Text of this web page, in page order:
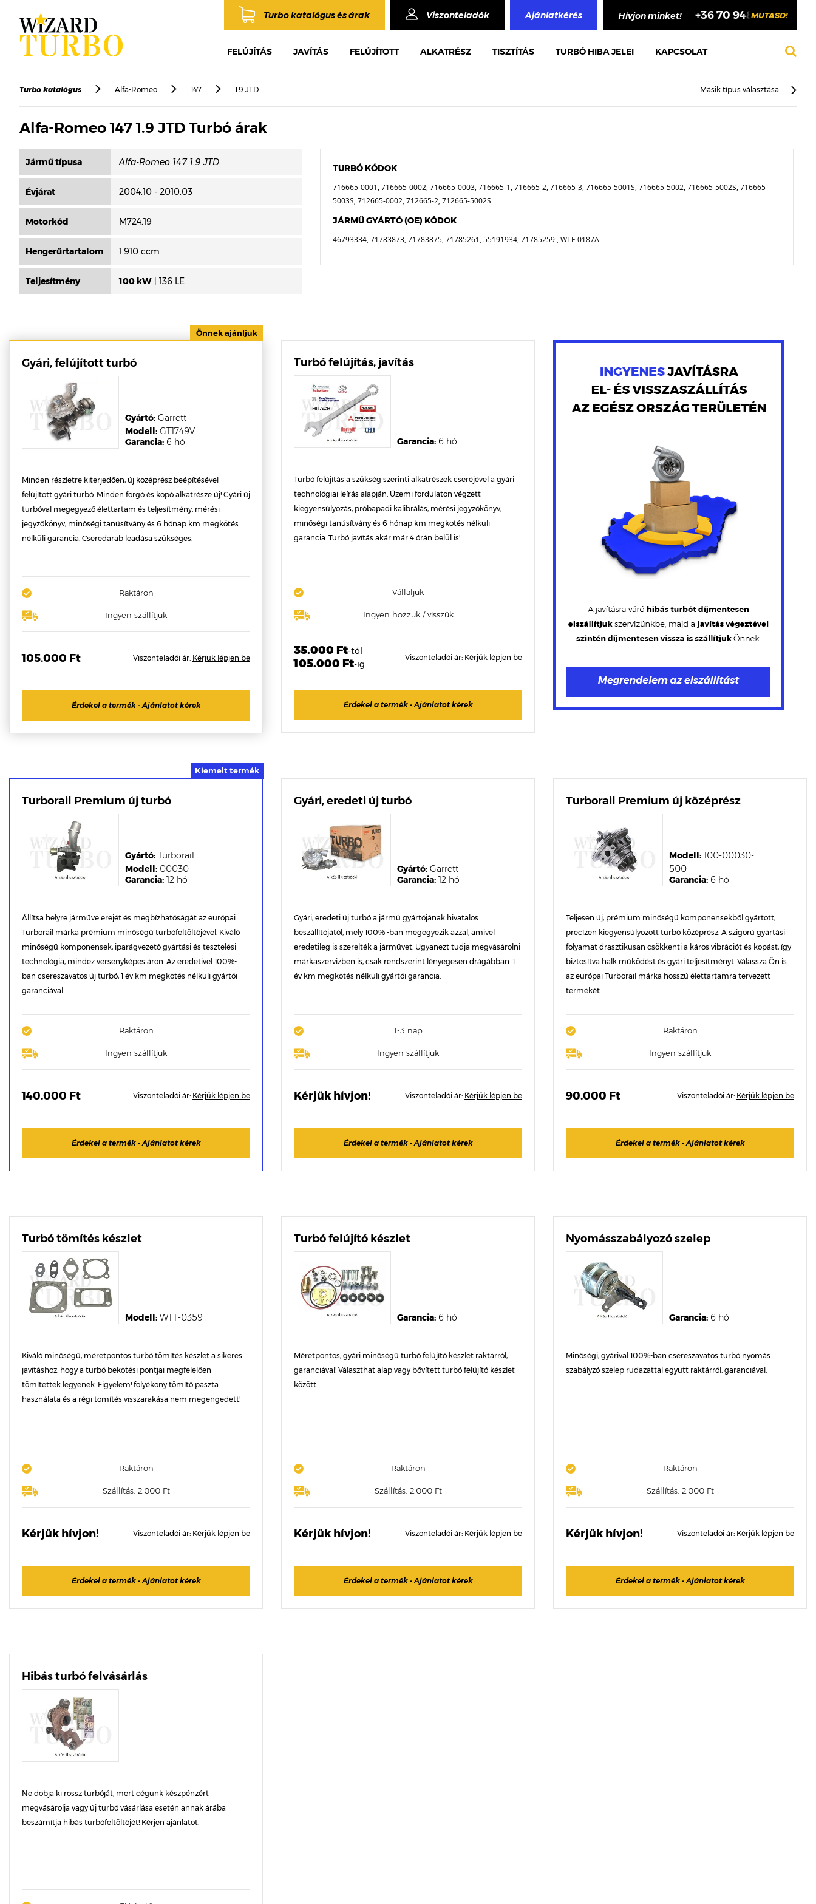
Turbo katalógus és árak Viszonteladók Ajánlatkérés Hívjon minket! +36 70 948 4748
MUTASD!
FELÚJÍTÁS JAVÍTÁS FELÚJÍTOTT ALKATRÉSZ TISZTÍTÁS TURBÓ HIBA JELEI KAPCSOLAT
Turbo katalógus Alfa-Romeo 147 1.9 JTD Másik típus választása
Alfa-Romeo 147 1.9 JTD Turbó árak
Jármű típusa
Évjárat 2004.10 - 2010.03
Motorkód M724.19
Hengerűrtartalom 1.910 ccm
Teljesítmény 100 kW | 136 LE
TURBÓ KÓDOK
716665-0001, 716665-0002, 716665-0003, 716665-1, 716665-2, 716665-3, 716665-5001S, 716665-5002, 716665-5002S, 716665-
5003S, 712665-0002, 712665-2, 712665-5002S
JÁRMŰ GYÁRTÓ (OE) KÓDOK
46793334, 71783873, 71783875, 71785261, 55191934, 71785259 , WTF-0187A
Gyári, felújított turbó
Garancia: 6 hó
Modell: GT1749V
Gyártó: Garrett
Minden részletre kiterjedően, új középrész beépítésével
felújított gyári turbó. Minden forgó és kopó alkatrésze új! Gyári új
turbóval megegyező élettartam és teljesítmény, mérési
jegyzőkönyv, minőségi tanúsítvány és 6 hónap km megkötés
nélküli garancia. Cseredarab leadása szükséges.
Raktáron
Ingyen szállítjuk
105.000 Ft Viszonteladói ár: Kérjük lépjen be
Érdekel a termék - Ajánlatot kérek
Turbó felújítás, javítás
Garancia: 6 hó
Turbó felújítás a szükség szerinti alkatrészek cseréjével a gyári
technológiai leírás alapján. Üzemi fordulaton végzett
kiegyensúlyozás, próbapadi kalibrálás, mérési jegyzőkönyv,
minőségi tanúsítvány és 6 hónap km megkötés nélküli
garancia. Turbó javítás akár már 4 órán belül is!
Vállaljuk
Ingyen hozzuk / visszük
35.000 Ft-tól
105.000 Ft-ig
Viszonteladói ár: Kérjük lépjen be
Érdekel a termék - Ajánlatot kérek
Turborail Premium új turbó
Garancia: 12 hó
Modell: 00030
Gyártó: Turborail
Állítsa helyre járműve erejét és megbízhatóságát az európai
Turborail márka prémium minőségű turbófeltöltőjével. Kiváló
minőségű komponensek, iparágvezető gyártási és tesztelési
technológia, mindez versenyképes áron. Az eredetivel 100%-
ban csereszavatos új turbó, 1 év km megkötés nélküli gyártói
garanciával.
Raktáron
Ingyen szállítjuk
140.000 Ft Viszonteladói ár: Kérjük lépjen be
Érdekel a termék - Ajánlatot kérek
Gyári, eredeti új turbó
Garancia: 12 hó
Gyártó: Garrett
Gyári, eredeti új turbó a jármű gyártójának hivatalos
beszállítójától, mely 100% -ban megegyezik azzal, amivel
eredetileg is szerelték a járművet. Ugyanezt tudja megvásárolni
márkaszervizben is, csak rendszerint lényegesen drágábban. 1
év km megkötés nélküli gyártói garancia.
1-3 nap
Ingyen szállítjuk
Kérjük hívjon! Viszonteladói ár: Kérjük lépjen be
Érdekel a termék - Ajánlatot kérek
Turborail Premium új középrész
Garancia: 6 hó
Modell: 100-00030-
500
Teljesen új, prémium minőségű komponensekből gyártott,
precízen kiegyensúlyozott turbó középrész. A szigorú gyártási
folyamat drasztikusan csökkenti a káros vibrációt és kopást, így
biztosítva halk működést és gyári teljesítményt. Válassza Ön is
az európai Turborail márka hosszú élettartamra tervezett
termékét.
Raktáron
Ingyen szállítjuk
90.000 Ft Viszonteladói ár: Kérjük lépjen be
Érdekel a termék - Ajánlatot kérek
Turbó tömítés készlet
Modell: WTT-0359
Kiváló minőségű, méretpontos turbó tömítés készlet a sikeres
javításhoz, hogy a turbó bekötési pontjai megfelelően
tömítettek legyenek. Figyelem! folyékony tömítő paszta
használata és a régi tömítés visszarakása nem megengedett!
Raktáron
Szállítás: 2.000 Ft
Kérjük hívjon! Viszonteladói ár: Kérjük lépjen be
Érdekel a termék - Ajánlatot kérek
Turbó felújító készlet
Garancia: 6 hó
Méretpontos, gyári minőségű turbó felújító készlet raktárról,
garanciával! Választhat alap vagy bővített turbó felújító készlet
között.
Raktáron
Szállítás: 2.000 Ft
Kérjük hívjon! Viszonteladói ár: Kérjük lépjen be
Érdekel a termék - Ajánlatot kérek
Nyomásszabályozó szelep
Garancia: 6 hó
Minőségi, gyárival 100%-ban csereszavatos turbó nyomás
szabályzó szelep rudazattal együtt raktárról, garanciával.
Raktáron
Szállítás: 2.000 Ft
Kérjük hívjon! Viszonteladói ár: Kérjük lépjen be
Érdekel a termék - Ajánlatot kérek
Hibás turbó felvásárlás
Ne dobja ki rossz turbóját, mert cégünk készpénzért
megvásárolja vagy új turbó vásárlása esetén annak árába
beszámítja hibás turbófeltöltőjét! Kérjen ajánlatot.